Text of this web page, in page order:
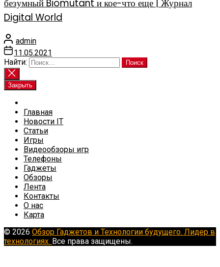
безумный Biomutant и кое-что еще | Журнал
Digital World
admin
11.05.2021
Найти:
Закрыть
Главная
Новости IT
Статьи
Игры
Видеообзоры игр
Телефоны
Гаджеты
Обзоры
Лента
Контакты
О нас
Карта
© 2026 Обзор Гаджетов и Технологии будущего. Лидер в
технологиях. Все права защищены.